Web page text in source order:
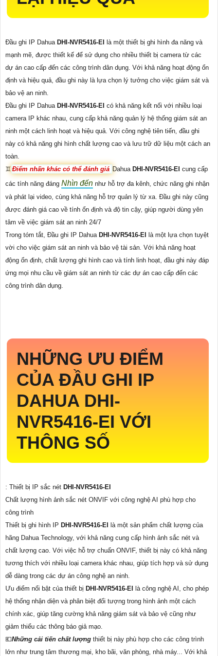
Đầu ghi IP Dahua DHI-NVR5416-EI
là một thiết bị ghi hình đa năng và
mạnh mẽ, được thiết kế để sử dụng cho nhiều thiết bị camera từ các
dự án cao cấp đến các công trình dân dụng. Với khả năng hoạt động ổn
định và hiệu quả, đầu ghi này là lựa chọn lý tưởng cho việc giám sát và
bảo vệ an ninh.
Đầu ghi IP Dahua DHI-NVR5416-EI có khả năng kết nối với nhiều loại
camera IP khác nhau, cung cấp khả năng quản lý hệ thống giám sát an
ninh một cách linh hoạt và hiệu quả. Với công nghệ tiên tiến, đầu ghi
này có khả năng ghi hình chất lượng cao và lưu trữ dữ liệu một cách an
toàn.
♊ Điểm nhấn khác có thể đánh giá Dahua DHI-NVR5416-EI cung cấp
các tính năng đáng Nhìn đến như hỗ trợ đa kênh, chức năng ghi nhận
và phát lại video, cùng khả năng hỗ trợ quản lý từ xa. Đầu ghi này cũng
được đánh giá cao về tính ổn định và độ tin cậy, giúp người dùng yên
tâm về việc giám sát an ninh 24/7
Trong tóm tắt, Đầu ghi IP Dahua DHI-NVR5416-EI
là một lựa chọn tuyệt
vời cho việc giám sát an ninh và bảo vệ tài sản. Với khả năng hoạt
động ổn định, chất lượng ghi hình cao và tính linh hoạt, đầu ghi này đáp
ứng mọi nhu cầu về giám sát an ninh từ các dự án cao cấp đến các
công trình dân dụng.
NHỮNG ƯU ĐIỂM
CỦA ĐẦU GHI IP
DAHUA DHI-
NVR5416-EI VỚI
THÔNG SỐ
: Thiết bị IP sắc nét DHI-NVR5416-EI
Chất lượng hình ảnh sắc nét ONVIF với công nghệ AI phù hợp cho
công trình
Thiết bị ghi hình IP DHI-NVR5416-EI
là một sản phẩm chất lượng của
hãng Dahua Technology, với khả năng cung cấp hình ảnh sắc nét và
chất lượng cao. Với việc hỗ trợ chuẩn ONVIF, thiết bị này có khả năng
tương thích với nhiều loại camera khác nhau, giúp tích hợp và sử dụng
dễ dàng trong các dự án công nghệ an ninh.
Ưu điểm nổi bật của thiết bị DHI-NVR5416-EI
là công nghệ AI, cho phép
hệ thống nhận diện và phân biệt đối tượng trong hình ảnh một cách
chính xác, giúp tăng cường khả năng giám sát và bảo vệ cũng như
giảm thiểu các thông báo giả mạo.
💶Những cải tiến chất lượng thiết bị này phù hợp cho các công trình
lớn như trung tâm thương mại, kho bãi, văn phòng, nhà máy... Với khả